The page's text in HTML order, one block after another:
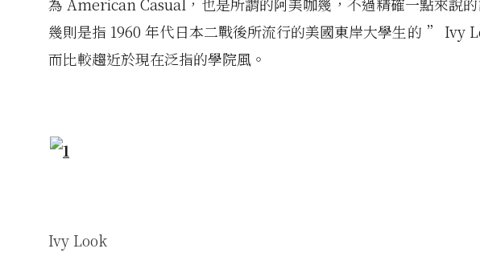
幾則是指 1960 年代日本二戰後所流行的美國東岸大學生的 ” Ivy
而比較趨近於現在泛指的學院風。
Ivy Look